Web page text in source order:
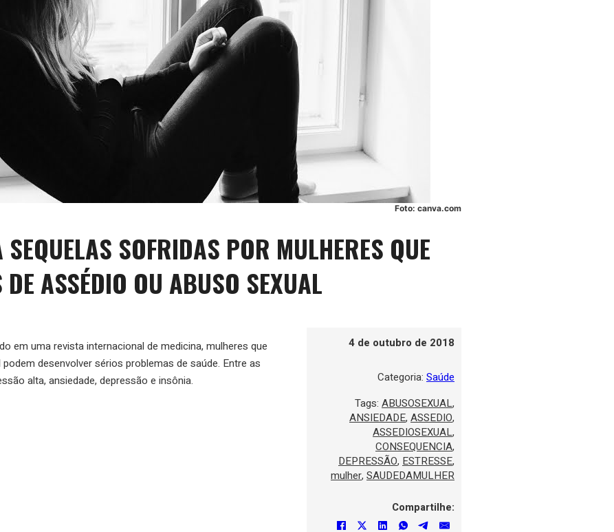
Foto: canva.com
SEQUELAS SOFRIDAS POR MULHERES QUE
ASSÉDIO OU ABUSO SEXUAL
em uma revista internacional de medicina, mulheres que
desenvolver sérios problemas de saúde. Entre as
alta, ansiedade, depressão e insônia.
4 de outubro de 2018
Categoria: Saúde
Tags: ABUSOSEXUAL,
ANSIEDADE, ASSEDIO,
ASSEDIOSEXUAL,
CONSEQUENCIA,
DEPRESSÃO, ESTRESSE,
mulher, SAUDEDAMULHER
Compartilhe: